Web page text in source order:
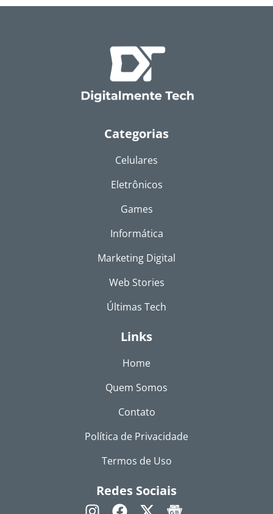
Categorias
Celulares
Eletrônicos
Games
Informática
Marketing Digital
Web Stories
Últimas Tech
Links
Home
Quem Somos
Contato
Política de Privacidade
Termos de Uso
Redes Sociais